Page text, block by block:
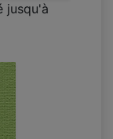
jusqu'à